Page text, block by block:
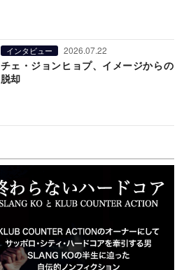
インタビュー 2026.07.22
チェ・ジョンヒョプ、イメージからの
脱却